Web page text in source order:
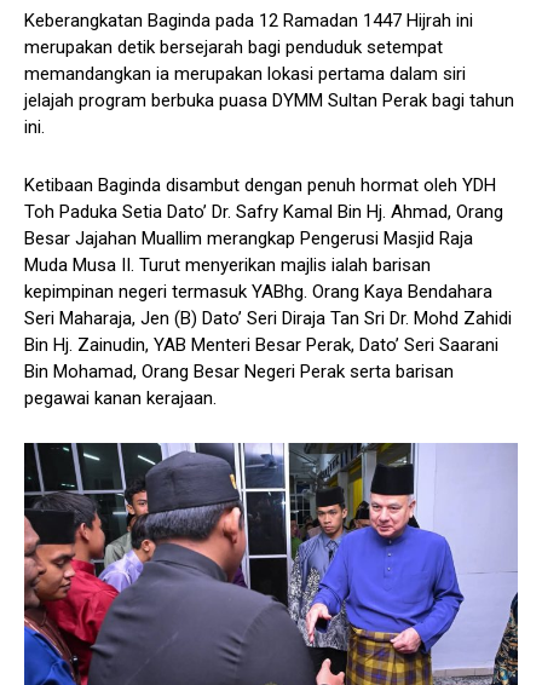
Keberangkatan Baginda pada 12 Ramadan 1447 Hijrah ini
merupakan detik bersejarah bagi penduduk setempat
memandangkan ia merupakan lokasi pertama dalam siri
jelajah program berbuka puasa DYMM Sultan Perak bagi tahun
ini.
Ketibaan Baginda disambut dengan penuh hormat oleh YDH
Toh Paduka Setia Dato’ Dr. Safry Kamal Bin Hj. Ahmad, Orang
Besar Jajahan Muallim merangkap Pengerusi Masjid Raja
Muda Musa II. Turut menyerikan majlis ialah barisan
kepimpinan negeri termasuk YABhg. Orang Kaya Bendahara
Seri Maharaja, Jen (B) Dato’ Seri Diraja Tan Sri Dr. Mohd Zahidi
Bin Hj. Zainudin, YAB Menteri Besar Perak, Dato’ Seri Saarani
Bin Mohamad, Orang Besar Negeri Perak serta barisan
pegawai kanan kerajaan.